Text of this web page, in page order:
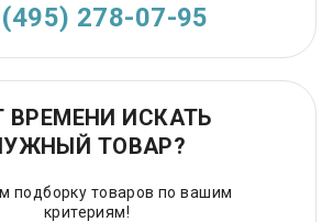
278-07-95
ВРЕМЕНИ ИСКАТЬ
ТОВАР?
подборку товаров по вашим
критериям!